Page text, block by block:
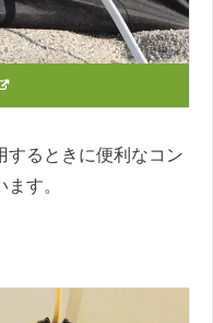
するときに便利なコン
す。